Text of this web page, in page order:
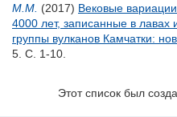
М.М. (2017) Вековые
4000 лет, записанные в лавах
группы вулканов Камчатки:
5. С. 1-10.
Этот список был